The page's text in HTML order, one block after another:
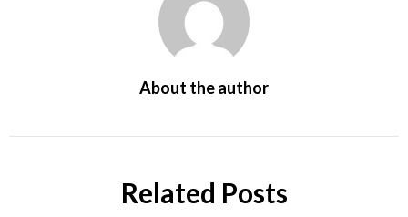
About the author
Related Posts